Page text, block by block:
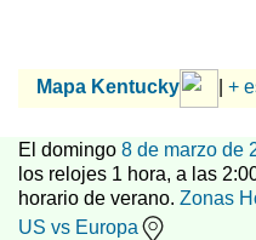
Mapa Kentucky +
El domingo 8 de marzo de
los relojes 1 hora, a las
horario de verano. Zonas
US vs Europa